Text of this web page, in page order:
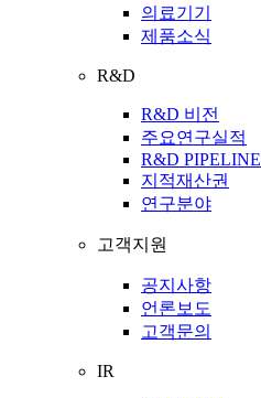
의료기기
제품소식
R&D
R&D 비전
주요연구실적
R&D PIPELINE
지적재산권
연구분야
고객지원
공지사항
언론보도
고객문의
IR